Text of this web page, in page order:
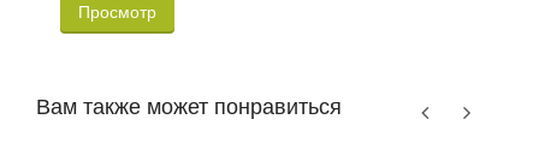
Просмотр
Вам также может понравиться